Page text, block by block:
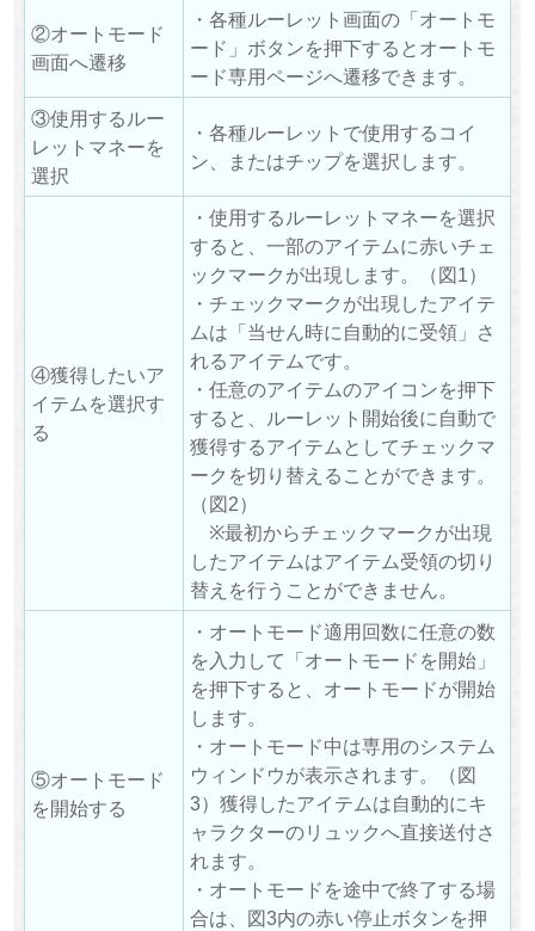
②オートモード
画面へ遷移
・各種ルーレット画面の「オートモ
ード」ボタンを押下するとオートモ
ード専用ページへ遷移できます。
③使用するルー
レットマネーを
選択
・各種ルーレットで使用するコイ
ン、またはチップを選択します。
④獲得したいア
イテムを選択す
る
・使用するルーレットマネーを選択
すると、一部のアイテムに赤いチェ
ックマークが出現します。（図1）
・チェックマークが出現したアイテ
ムは「当せん時に自動的に受領」さ
れるアイテムです。
・任意のアイテムのアイコンを押下
すると、ルーレット開始後に自動で
獲得するアイテムとしてチェックマ
ークを切り替えることができます。
（図2）
※最初からチェックマークが出現
したアイテムはアイテム受領の切り
替えを行うことができません。
⑤オートモード
を開始する
・オートモード適用回数に任意の数
を入力して「オートモードを開始」
を押下すると、オートモードが開始
します。
・オートモード中は専用のシステム
ウィンドウが表示されます。（図
3）獲得したアイテムは自動的にキ
ャラクターのリュックへ直接送付さ
れます。
・オートモードを途中で終了する場
合は、図3内の赤い停止ボタンを押